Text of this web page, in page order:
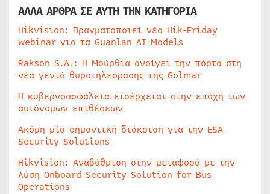
ΑΛΛΑ ΑΡΘΡΑ ΣΕ ΑΥΤΗ ΤΗΝ ΚΑΤΗΓΟΡΙΑ
Hikvision: Πραγματοποιεί νέο Hik-Friday
webinar για τα Guanlan AI Models
Rakson S.A.: Η Μούρθια ανοίγει την πόρτα στη
νέα γενιά θυροτηλεόρασης της Golmar
Η κυβερνοασφάλεια εισέρχεται στην εποχή των
αυτόνομων επιθέσεων
Ακόμη μία σημαντική διάκριση για την ESA
Security Solutions
Hikvision: Αναβάθμιση στην μεταφορά με την
λύση Onboard Security Solution for Bus
Operations